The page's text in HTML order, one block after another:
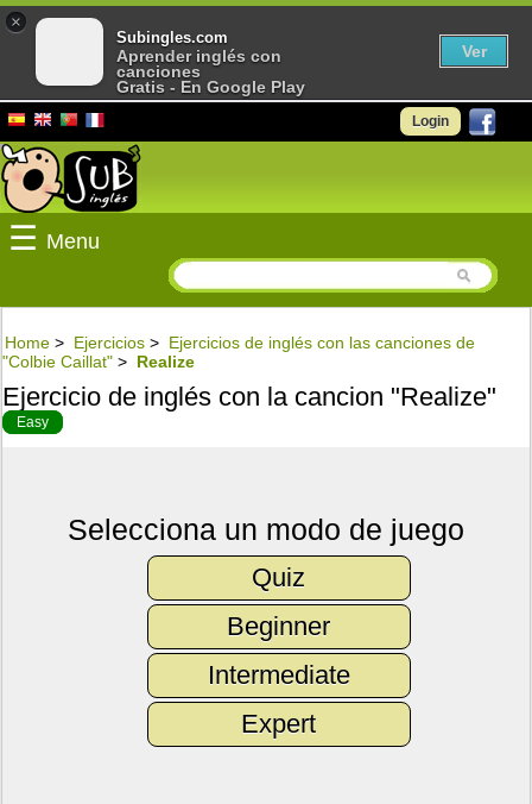
Login
☰ Menu
Home > Ejercicios > Ejercicios de inglés con las canciones de
"Colbie Caillat" > Realize
Ejercicio de inglés con la cancion "Realize"
Easy
Selecciona un modo de juego
Quiz
Beginner
Intermediate
Expert
×
Subingles.com
Aprender inglés con
canciones
Gratis - En Google Play
Ver